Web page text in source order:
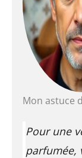
Mon astuce
Pour une
parfumée,